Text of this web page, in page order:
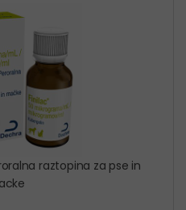
raztopina za pse in